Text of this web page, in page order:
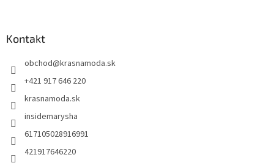
Kontakt
obchod@krasnamoda.sk
+421 917 646 220
krasnamoda.sk
insidemarysha
617105028916991
421917646220